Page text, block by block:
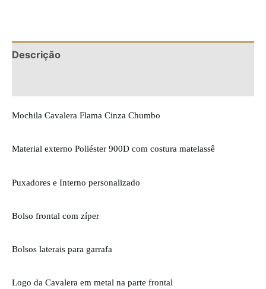
Descrição
Mochila Cavalera Flama Cinza Chumbo
Material externo Poliéster 900D com costura matelassê
Puxadores e Interno personalizado
Bolso frontal com zíper
Bolsos laterais para garrafa
Logo da Cavalera em metal na parte frontal